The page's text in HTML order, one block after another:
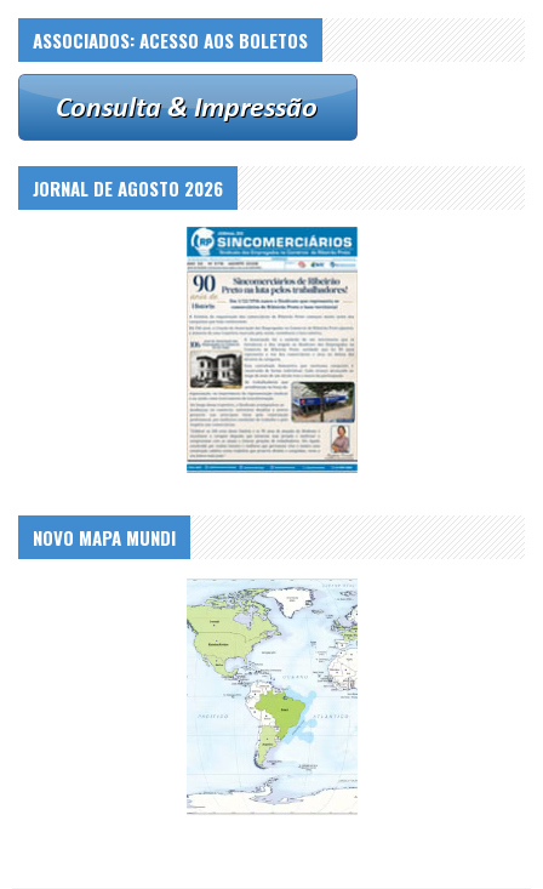
ASSOCIADOS: ACESSO AOS BOLETOS
JORNAL DE AGOSTO 2026
NOVO MAPA MUNDI